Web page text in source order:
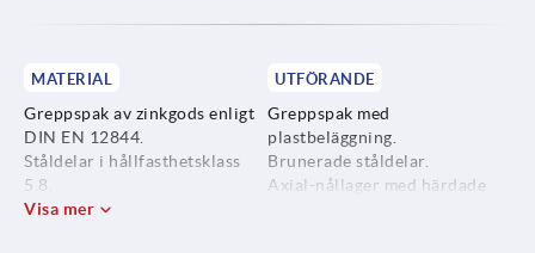
MATERIAL
Greppspak av zinkgods enligt
DIN EN 12844.
Ståldelar i hållfasthetsklass
5.8.
UTFÖRANDE
Greppspak med
plastbeläggning.
Brunerade ståldelar.
Axial-nållager med härdade
Visa mer